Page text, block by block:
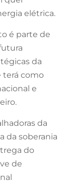
elétrica.
é parte de
da
terá como
e
da
da soberania
do
de